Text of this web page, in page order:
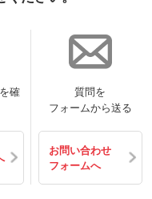
確
質問を
フォームから送る
お問い合わせ
フォームへ